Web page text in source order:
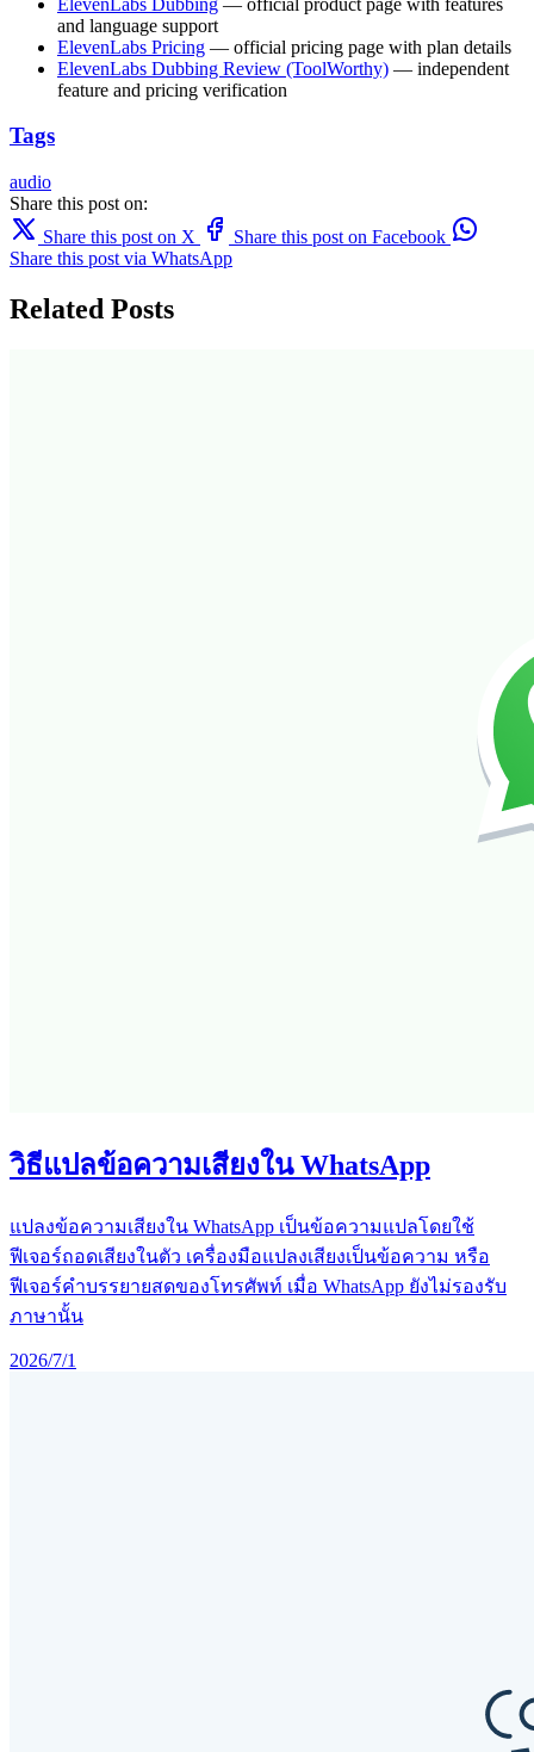
and language support
ElevenLabs Pricing — official pricing page with plan details
ElevenLabs Dubbing Review (ToolWorthy) — independent
feature and pricing verification
Tags
audio
Share this post on:
Share this post on X
Share this post on Facebook
Share this post via WhatsApp
Related Posts
วิธีแปลข้อความเสียงใน WhatsApp
แปลงข้อความเสียงใน WhatsApp เป็นข้อความแปลโดยใช้
ฟีเจอร์ถอดเสียงในตัว เครื่องมือแปลงเสียงเป็นข้อความ หรือ
ฟีเจอร์คำบรรยายสดของโทรศัพท์ เมื่อ WhatsApp ยังไม่รองรับ
ภาษานั้น
2026/7/1